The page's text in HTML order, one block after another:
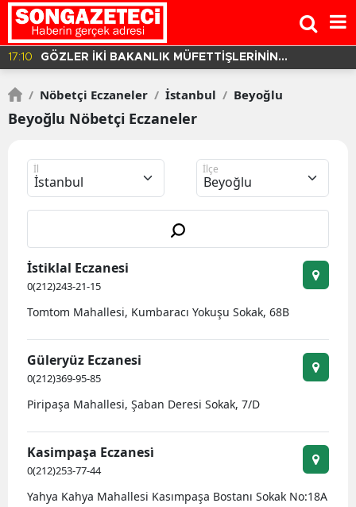
16:37
BALIKESİR'DE YOLCU OTOBÜSÜ DEVRİLDİ! 3 ÖLÜ 30
/ Nöbetçi Eczaneler / İstanbul / Beyoğlu
Beyoğlu Nöbetçi Eczaneler
İl İlçe
İstiklal Eczanesi
0(212)243-21-15
Tomtom Mahallesi, Kumbaracı Yokuşu Sokak, 68B
Güleryüz Eczanesi
0(212)369-95-85
Piripaşa Mahallesi, Şaban Deresi Sokak, 7/D
Kasimpaşa Eczanesi̇
0(212)253-77-44
Yahya Kahya Mahallesi Kasımpaşa Bostanı Sokak No:18A